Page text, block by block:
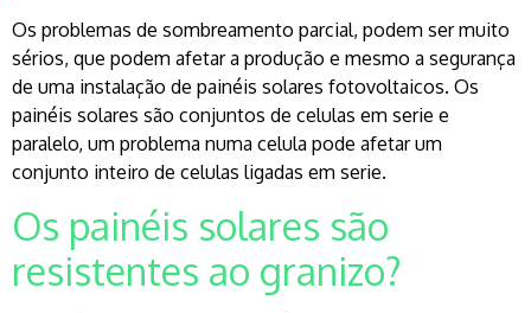
Os problemas de sombreamento parcial, podem ser muito
sérios, que podem afetar a produção e mesmo a segurança
de uma instalação de painéis solares fotovoltaicos. Os
painéis solares são conjuntos de celulas em serie e
paralelo, um problema numa celula pode afetar um
conjunto inteiro de celulas ligadas em serie.
Os painéis solares são
resistentes ao granizo?